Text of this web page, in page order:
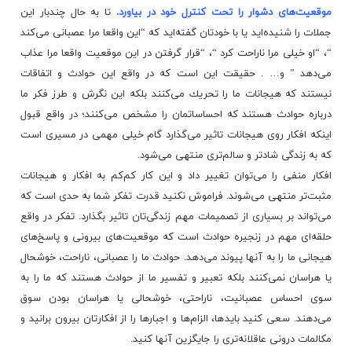
موقعیت‌های دشوار را تحت كنترل خود در بیاورد. تا به حال چندبار این
جملات را شنیده‌اید یا با خودتان گفته‌اید كه “این واقعا مرا عصبانی می‌كند
“، “او خیلی مرا ناراحت كرد “،‌ “قرار گرفتن در این موقعیت واقعا مرا عذاب
می‌دهد ” و… . حقیقت این است كه در واقع این حوادث و اتفاقات
نیستند كه هیجانات ما را تحریك می‌كنند بلكه این نگرش و طرز فكر ما
درباره حوادث هستند كه احساساتمان را مشخص می‌كنند؛ در واقع قبول
اینكه افكار روی هیجانات تاثیر می‌گذارد گام خیلی مهمی در مسیری است
كه به زندگی شادتر و سالم‌تری منتهی می‌شود.
افكار منفی را می‌توان تغییر داد و این كار كم‌كم به افكار و هیجانات
مثبت‌تر منتهی می‌شوند. فراموش نكنید قدرت تفكر شما به حدی است كه
می‌تواند بر بسیاری از تصمیمات مهم زندگی‌تان تاثیر بگذارد. تفكر در واقع
حلقه‌ای مهم در زنجیره حوادث است كه موقعیت‌های بیرونی و پاسخ‌های
هیجانی ما را به آنها پیوند می‌دهد. حوادث ما را عصبانی، ناراحت، خوشحال
یا هراسان نمی‌كنند بلكه تعبیر و تفسیر ما از حوادث هستند كه ما را به
سوی احساس عصبانیت، ناراحتی، خوشحالی یا هراسان بودن سوق
می‌دهند. سعی كنید بایدها، الزام‌ها و اجبارها را از افكارتان بیرون برانید و
مكالمات درونی عاقلانه‌تری را جایگزین آنها كنید.